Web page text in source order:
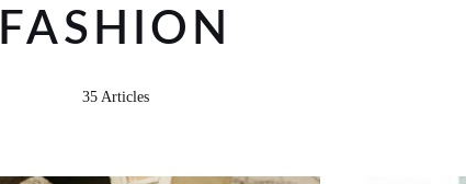
FASHION
35 Articles